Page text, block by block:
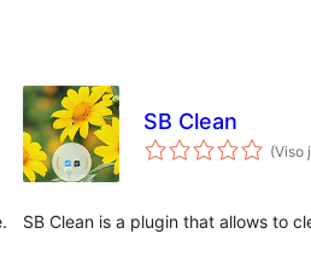
SB Clean
(Viso
SB Clean is a plugin that allows to